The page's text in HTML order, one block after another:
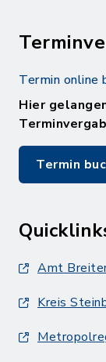
Termin online
Hier
Termin
Amt
Kreis